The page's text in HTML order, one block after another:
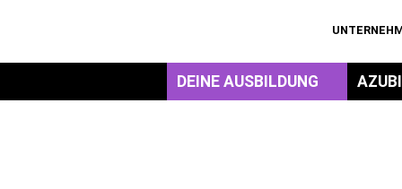
DEINE AUSBILDUNG